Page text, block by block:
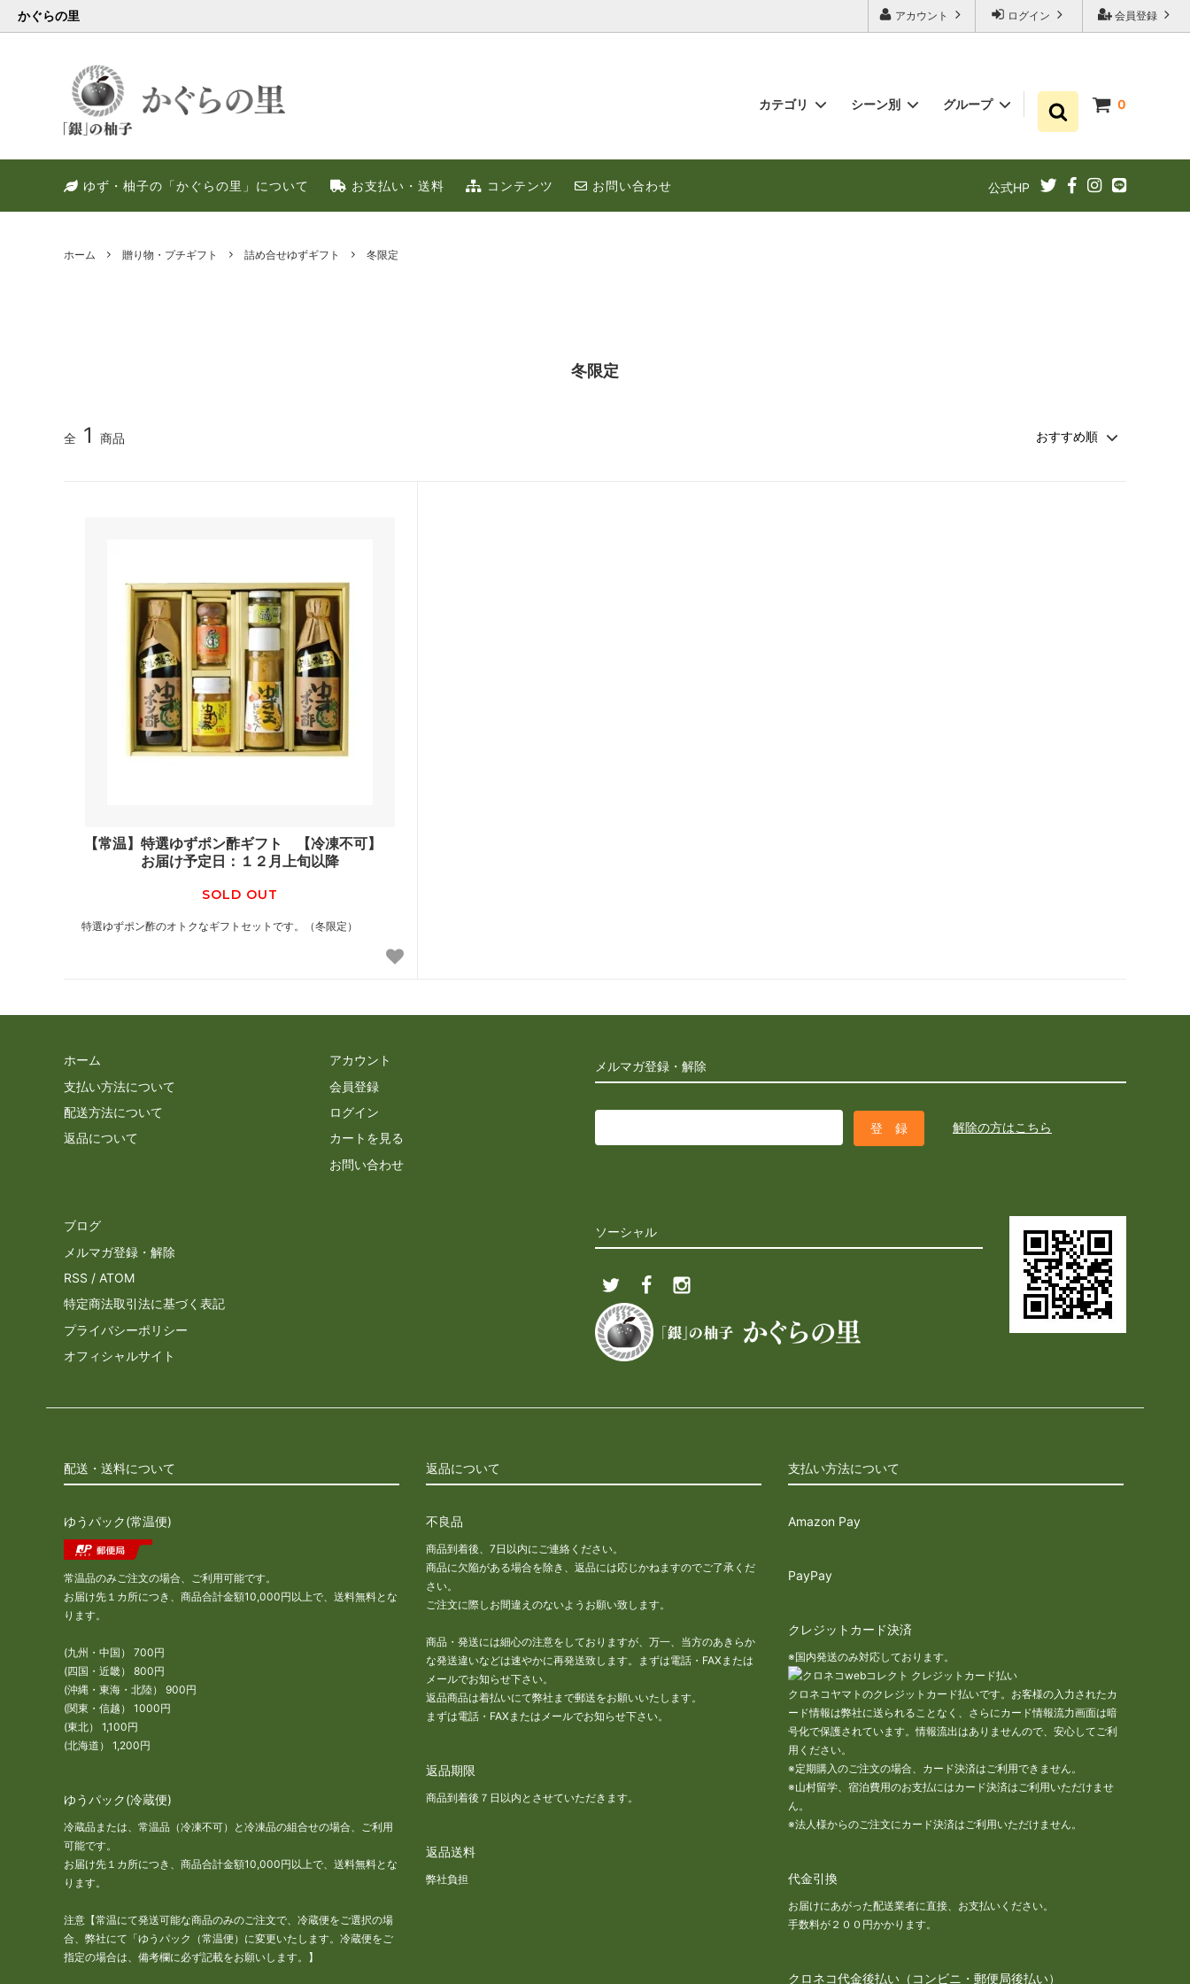
かぐらの里 会員登録
ログイン
アカウント
0
カテゴリ シーン別 グループ
ゆず・柚子の「かぐらの里」について お支払い・送料 コンテンツ お問い合わせ 公式HP
ホーム 贈り物・プチギフト 詰め合せゆずギフト 冬限定
冬限定
全 1 商品
【常温】特選ゆずポン酢ギフト 【冷凍不可】
お届け予定日：１２月上旬以降
SOLD OUT
特選ゆずポン酢のオトクなギフトセットです。（冬限定）
メルマガ登録・解除
解除の方はこちら
ホーム
支払い方法について
配送方法について
返品について
アカウント
会員登録
ログイン
カートを見る
お問い合わせ
ソーシャル
ブログ
メルマガ登録・解除
RSS / ATOM
特定商法取引法に基づく表記
プライバシーポリシー
オフィシャルサイト
配送・送料について
ゆうパック(常温便)
常温品のみご注文の場合、ご利用可能です。
お届け先１カ所につき、商品合計金額10,000円以上で、送料無料とな
ります。
(九州・中国） 700円
(四国・近畿） 800円
(沖縄・東海・北陸） 900円
(関東・信越） 1000円
(東北） 1,100円
(北海道） 1,200円
ゆうパック(冷蔵便)
冷蔵品または、常温品（冷凍不可）と冷凍品の組合せの場合、ご利用
可能です。
お届け先１カ所につき、商品合計金額10,000円以上で、送料無料とな
ります。
注意【常温にて発送可能な商品のみのご注文で、冷蔵便をご選択の場
合、弊社にて「ゆうパック（常温便）に変更いたします。冷蔵便をご
指定の場合は、備考欄に必ず記載をお願いします。】
返品について
不良品
商品到着後、7日以内にご連絡ください。
商品に欠陥がある場合を除き、返品には応じかねますのでご了承くだ
さい。
ご注文に際しお間違えのないようお願い致します。
商品・発送には細心の注意をしておりますが、万一、当方のあきらか
な発送違いなどは速やかに再発送致します。まずは電話・FAXまたは
メールでお知らせ下さい。
返品商品は着払いにて弊社まで郵送をお願いいたします。
まずは電話・FAXまたはメールでお知らせ下さい。
返品期限
商品到着後７日以内とさせていただきます。
返品送料
弊社負担
支払い方法について
Amazon Pay
PayPay
クレジットカード決済
※国内発送のみ対応しております。
クロネコヤマトのクレジットカード払いです。お客様の入力されたカ
ード情報は弊社に送られることなく、さらにカード情報流力画面は暗
号化で保護されています。情報流出はありませんので、安心してご利
用ください。
※定期購入のご注文の場合、カード決済はご利用できません。
※山村留学、宿泊費用のお支払にはカード決済はご利用いただけませ
ん。
※法人様からのご注文にカード決済はご利用いただけません。
代金引換
お届けにあがった配送業者に直接、お支払いください。
手数料が２００円かかります。
クロネコ代金後払い（コンビニ・郵便局後払い）